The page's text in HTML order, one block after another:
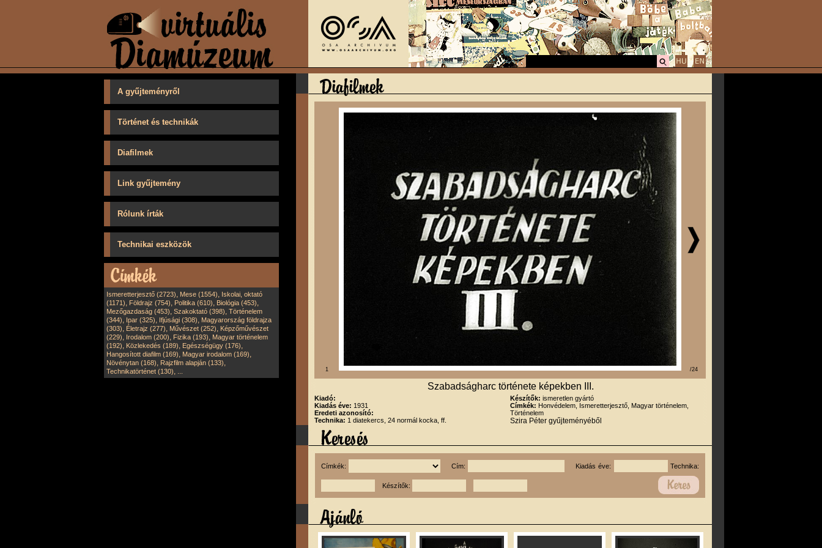
A gyűjteményről
Történet és technikák
Diafilmek
Link gyűjtemény
Rólunk írták
Technikai eszközök
Ismeretterjesztő (2723), Mese (1554), Iskolai, oktató
(1171), Földrajz (754), Politika (610), Biológia (453),
Mezőgazdaság (453), Szakoktató (398), Történelem
(344), Ipar (325), Ifjúsági (308), Magyarország földrajza
(303), Életrajz (277), Művészet (252), Képzőművészet
(229), Irodalom (200), Fizika (193), Magyar történelem
(192), Közlekedés (189), Egészségügy (176),
Hangosított diafilm (169), Magyar irodalom (169),
Növénytan (168), Rajzfilm alapján (133),
Technikatörténet (130), 1 /24
Szabadságharc története képekben III.
Kiadó:
Kiadás éve: 1931
Eredeti azonosító:
Technika: 1 diatekercs, 24 normál kocka, ff.
Készítők: ismeretlen gyártó
Címkék: Honvédelem, Ismeretterjesztő, Magyar történelem,
Történelem
Szira Péter gyűjteményéből
Címkék: Cím: Kiadás éve: Technika:
Készítők: